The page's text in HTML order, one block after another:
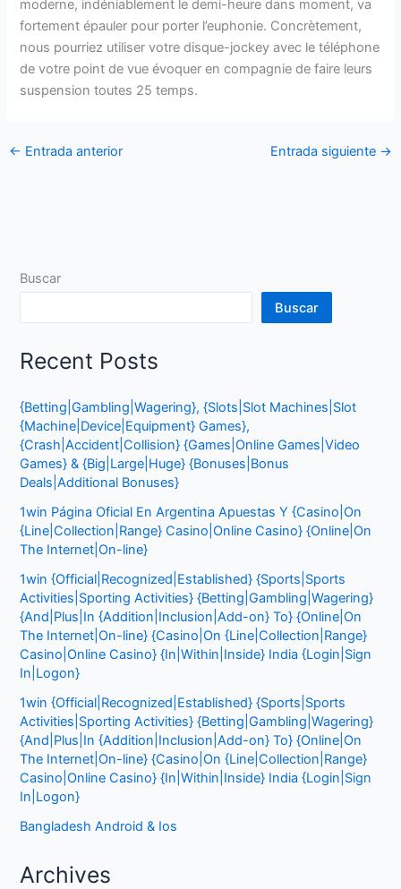
moderne, indéniablement le demi-heure dans moment, va
fortement épauler pour porter l’euphonie. Concrètement,
nous pourriez utiliser votre disque-jockey avec le téléphone
de votre point de vue évoquer en compagnie de faire leurs
suspension toutes 25 temps.
← Entrada anterior Entrada siguiente →
Buscar
Buscar
Recent Posts
{Betting|Gambling|Wagering}, {Slots|Slot Machines|Slot
{Machine|Device|Equipment} Games},
{Crash|Accident|Collision} {Games|Online Games|Video
Games} & {Big|Large|Huge} {Bonuses|Bonus
Deals|Additional Bonuses}
1win Página Oficial En Argentina Apuestas Y {Casino|On
{Line|Collection|Range} Casino|Online Casino} {Online|On
The Internet|On-line}
1win {Official|Recognized|Established} {Sports|Sports
Activities|Sporting Activities} {Betting|Gambling|Wagering}
{And|Plus|In {Addition|Inclusion|Add-on} To} {Online|On
The Internet|On-line} {Casino|On {Line|Collection|Range}
Casino|Online Casino} {In|Within|Inside} India {Login|Sign
In|Logon}
1win {Official|Recognized|Established} {Sports|Sports
Activities|Sporting Activities} {Betting|Gambling|Wagering}
{And|Plus|In {Addition|Inclusion|Add-on} To} {Online|On
The Internet|On-line} {Casino|On {Line|Collection|Range}
Casino|Online Casino} {In|Within|Inside} India {Login|Sign
In|Logon}
Bangladesh Android & Ios
Archives